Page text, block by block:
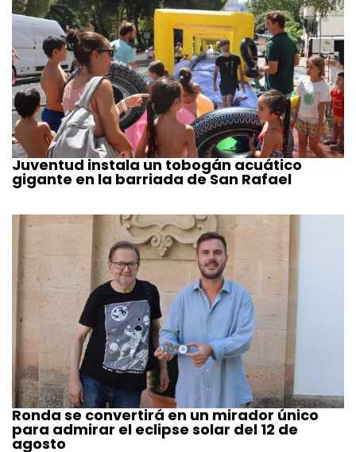
Juventud instala un tobogán acuático
gigante en la barriada de San Rafael
Ronda se convertirá en un mirador único
para admirar el eclipse solar del 12 de
agosto